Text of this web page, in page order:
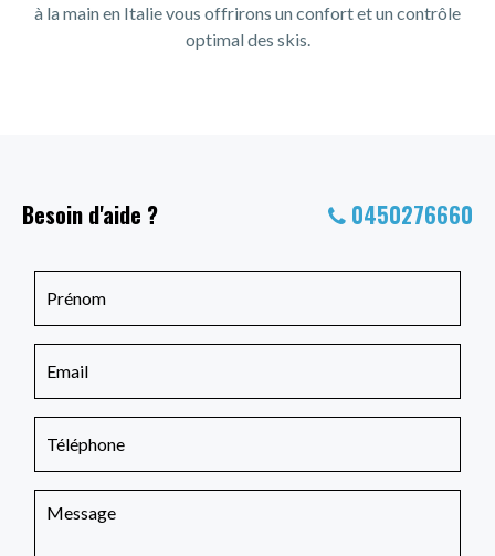
à la main en Italie vous offrirons un confort et un contrôle
optimal des skis.
Besoin d'aide ? 0450276660